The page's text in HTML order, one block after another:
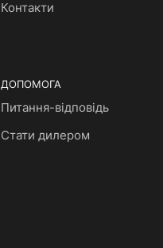
Контакти
ДОПОМОГА
Питання-відповідь
Стати дилером